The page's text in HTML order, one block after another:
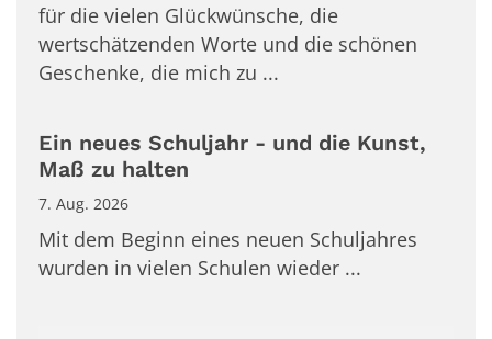
für die vielen Glückwünsche, die
wertschätzenden Worte und die schönen
Geschenke, die mich zu ...
Ein neues Schuljahr - und die Kunst,
Maß zu halten
7. Aug. 2026
Mit dem Beginn eines neuen Schuljahres
wurden in vielen Schulen wieder ...